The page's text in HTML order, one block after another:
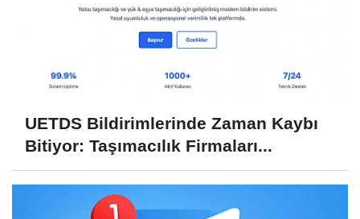
UETDS Bildirimlerinde Zaman Kaybı
Bitiyor: Taşımacılık Firmaları...